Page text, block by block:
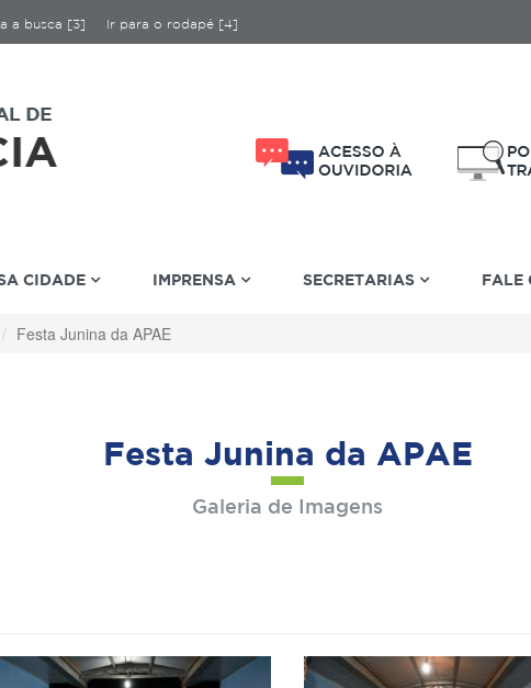
a busca [3] Ir para o rodapé [4]
CIDADE IMPRENSA SECRETARIAS FALE
Festa Junina da APAE
Festa Junina da APAE
Galeria de Imagens